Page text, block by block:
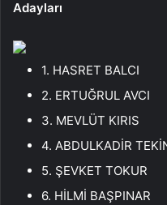
Adayları
1. HASRET BALCI
2. ERTUĞRUL AVCI
3. MEVLÜT KIRIS
4. ABDULKADİR
5. ŞEVKET TOKUR
6. HİLMİ BAŞPINAR